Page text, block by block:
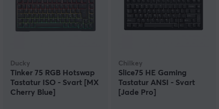
Ducky
Tinker 75 RGB Hotswap
Tastatur ISO - Svart [MX
Cherry Blue]
Chilkey
Slice75 HE Gaming
Tastatur ANSI - Svart
[Jade Pro]